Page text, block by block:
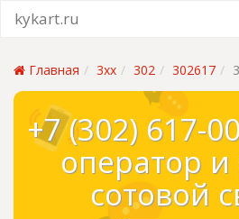
kykart.ru
Главная 3xx 302 302617
+7 (302) 617-
оператор и
сотовой